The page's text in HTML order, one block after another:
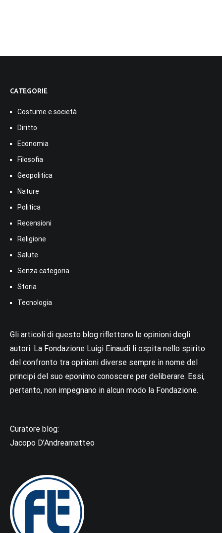
CATEGORIE
Costume e società
Diritto
Economia
Filosofia
Geopolitica
Nature
Politica
Recensioni
Religione
Salute
Senza categoria
Storia
Tecnologia
Gli articoli di questo blog riflettono le opinioni degli
autori. La Fondazione Luigi Einaudi li ospita nello spirito
del confronto tra opinioni diverse sempre in nome del
principi del suo eponimo conoscere per deliberare. Essi,
pertanto, non impegnano in alcun modo la Fondazione.
Curatore blog:
Jacopo D’Andreamatteo